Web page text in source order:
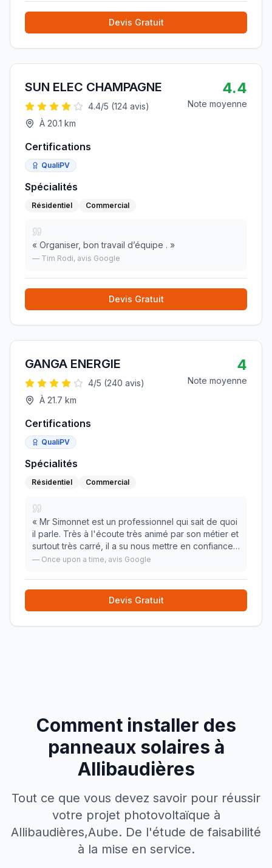
Devis Gratuit
SUN ELEC CHAMPAGNE
4.4/5 (124 avis)
À 20.1 km
4.4
Note moyenne
Certifications
QualiPV
Spécialités
Résidentiel Commercial
« Organiser, bon travail d’équipe . »
— Tim Rodi, avis Google
Devis Gratuit
GANGA ENERGIE
4/5 (240 avis)
À 21.7 km
4
Note moyenne
Certifications
QualiPV
Spécialités
Résidentiel Commercial
« Mr Simonnet est un professionnel qui sait de quoi
il parle. Très à l'écoute très animé par son métier et
surtout très carré, il a su nous mettre en confiance
pour notre projet. Merci encore Je recommande
— Once upon a time, avis Google
Devis Gratuit
Comment installer des
panneaux solaires à
Allibaudières
Tout ce que vous devez savoir pour réussir
votre projet photovoltaïque à
Allibaudières,Aube. De l'étude de faisabilité
à la mise en service.